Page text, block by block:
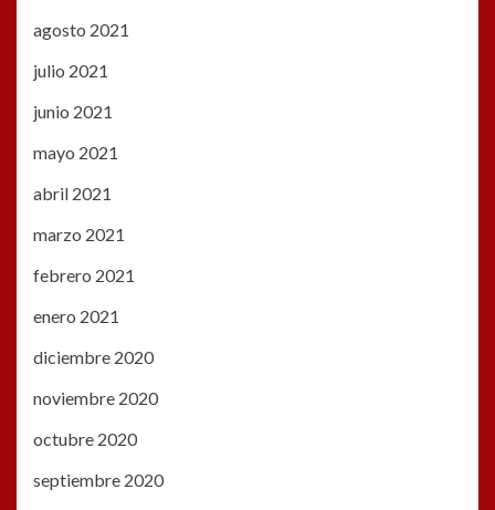
agosto 2021
julio 2021
junio 2021
mayo 2021
abril 2021
marzo 2021
febrero 2021
enero 2021
diciembre 2020
noviembre 2020
octubre 2020
septiembre 2020